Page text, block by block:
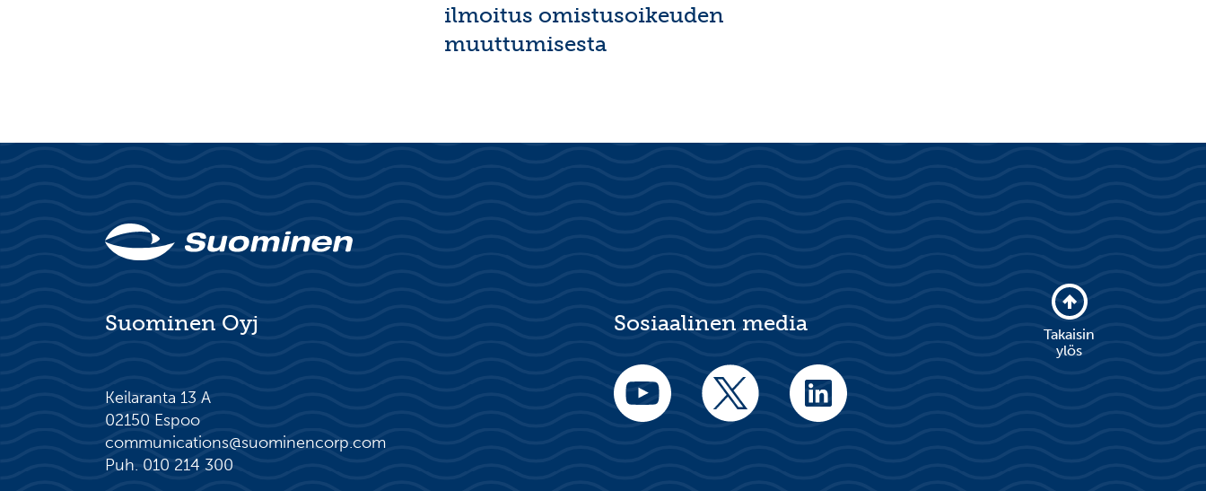
ilmoitus omistusoikeuden
muuttumisesta
Suominen Oyj
Keilaranta 13 A
02150 Espoo
communications@suominencorp.com
Puh. 010 214 300
Sosiaalinen media
Takaisin
ylös